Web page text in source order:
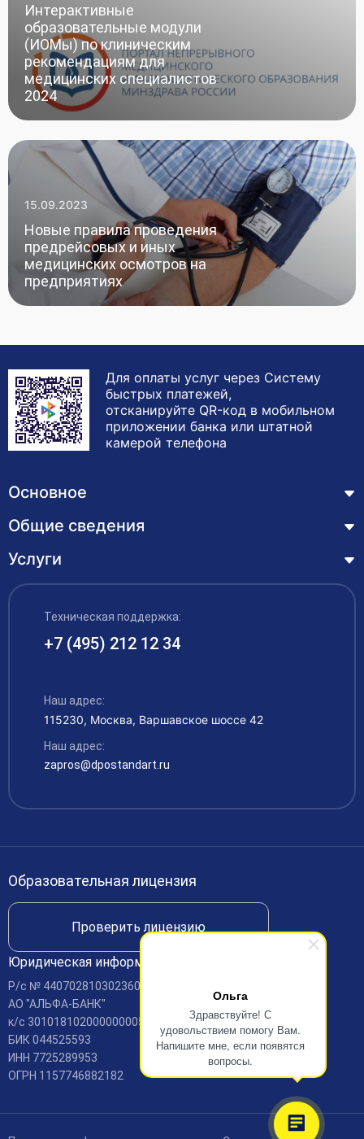
Ольга
Здравствуйте! С
удовольствием помогу Вам.
Напишите мне, если появятся
вопросы.
Интерактивные
образовательные модули
(ИОМы) по клиническим
рекомендациям для
медицинских специалистов
2024
15.09.2023
Новые правила проведения
предрейсовых и иных
медицинских осмотров на
предприятиях
Для оплаты услуг через Систему
быстрых платежей,
отсканируйте QR-код в мобильном
приложении банка или штатной
камерой телефона
Основное
Курсы
Лицензия
Обучающимся
Акции
Контакты
Общие сведения
Основные сведения
Структура и органы управления образовательной
организацией
Документы
Руководство и педагогический состав
Материально-техническое обеспечение
Платные образовательные услуги
Вакансии
Международное сотрудничество
Доступная среда
Доставка и оплата
Услуги
Профессиональная переподготовка
Курсы повышения квалификации – дистанционное
обучение с выдачей удостоверения
Рабочие специальности
Аккредитация
Техническая поддержка:
+7 (495) 212 12 34
Наш адрес:
115230, Москва, Варшавское шоссе 42
Наш адрес:
zapros@dpostandart.ru
Образовательная лицензия
Проверить лицензию
Юридическая информация
Р/c № 440702810302360001688
АО "АЛЬФА-БАНК"
к/c 30101810200000000593
БИК 044525593
ИНН 7725289953
ОГРН 1157746882182